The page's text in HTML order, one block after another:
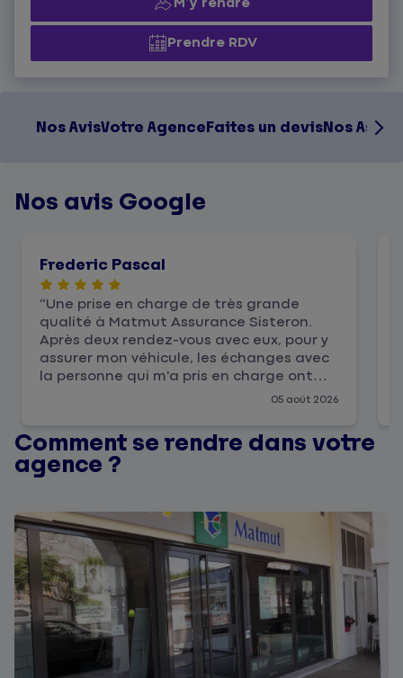
M’y rendre
Prendre RDV
Nos AvisVotre AgenceFaites un devisNos
Nos avis Google
Frederic Pascal
05 août 2026
Une prise en charge de très grande
qualité à Matmut Assurance Sisteron.
Après deux rendez-vous avec eux, pour y
assurer mon véhicule, les échanges avec
la personne qui m'a pris en charge ont
été très pertinent , simple et toujours
contrats d'assurances , car
l'accompagnement qui m'a été offert
Comment se rendre dans votre
agence ?